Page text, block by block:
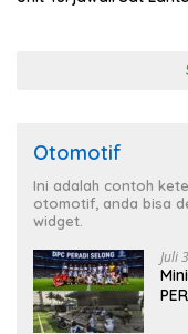
Otomotif
Ini adalah contoh
otomotif, anda bisa
widget.
Juli